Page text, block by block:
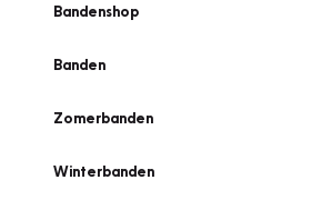
Bandenshop
Banden
Zomerbanden
Winterbanden